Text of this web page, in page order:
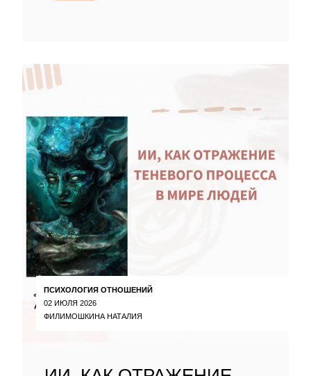
ПСИХОЛОГИЯ ОТНОШЕНИЙ
02 ИЮЛЯ 2026
ФИЛИМОШКИНА НАТАЛИЯ